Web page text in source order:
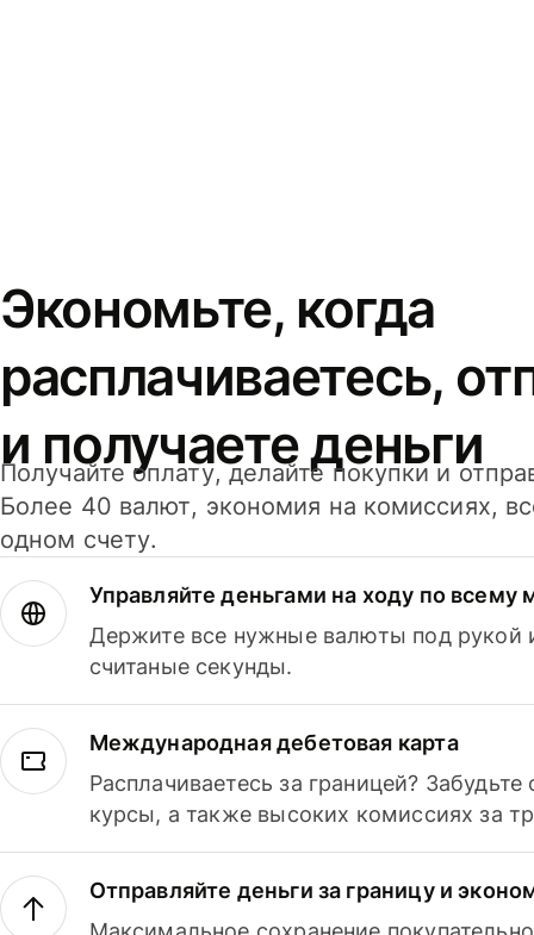
Экономьте, когда
расплачиваетесь,
и получаете деньги
Получайте оплату, делайте покупки и
Более 40 валют, экономия на комиссиях,
одном счету.
Управляйте деньгами на ходу по всему
Держите все нужные валюты под рукой
считаные секунды.
Международная дебетовая карта
Расплачиваетесь за границей?
курсы, а также высоких комиссиях за
Отправляйте деньги за границу и